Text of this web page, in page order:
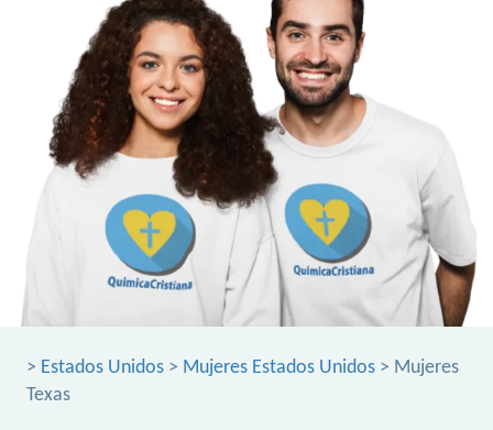
> Estados Unidos > Mujeres Estados Unidos > Mujeres
Texas